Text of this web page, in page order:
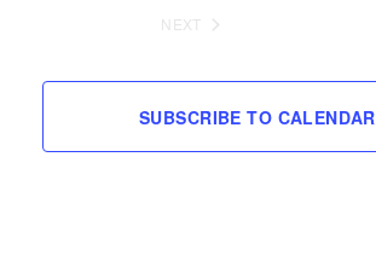
NEXT
SUBSCRIBE TO CALENDAR